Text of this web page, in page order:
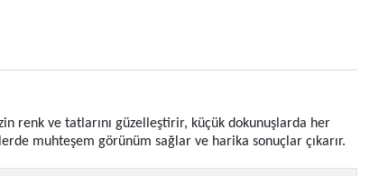
renk ve tatlarını güzelleştirir, küçük dokunuşlarda her
muhteşem görünüm sağlar ve harika sonuçlar çıkarır.